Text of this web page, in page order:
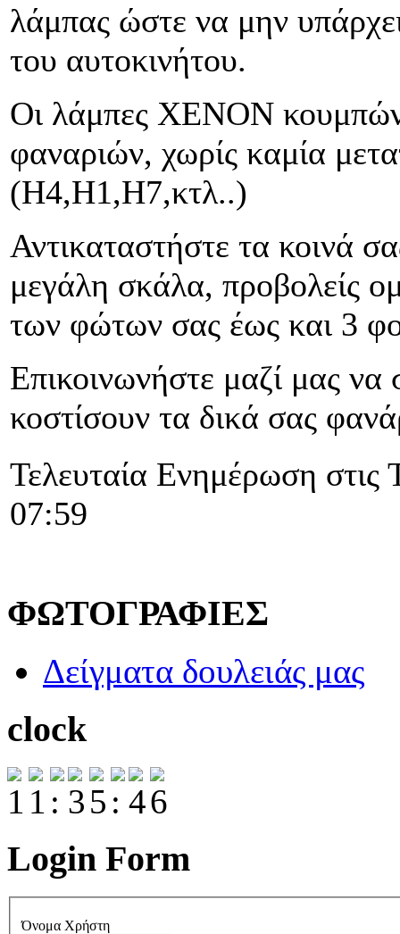
λάμπας ώστε να μην
του αυτοκινήτου.
Οι λάμπες XENON
φαναριών, χωρίς καμία
(Η4,Η1,Η7,κτλ..)
Αντικαταστήστε τα κοινά
μεγάλη σκάλα, προβολείς
των φώτων σας έως και 3
Επικοινωνήστε μαζί μας
κοστίσουν τα δικά σας
Τελευταία Ενημέρωση
07:59
ΦΩΤΟΓΡΑΦΙΕΣ
Δείγματα δουλειάς μας
clock
Login Form
Όνομα Χρήστη